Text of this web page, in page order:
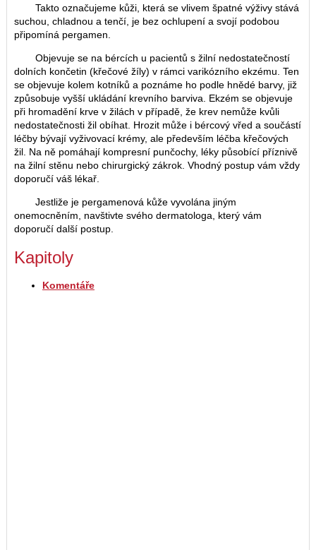
Takto označujeme kůži, která se vlivem špatné výživy stává
suchou, chladnou a tenčí, je bez ochlupení a svojí podobou
připomíná pergamen.
Objevuje se na bércích u pacientů s žilní nedostatečností
dolních končetin (křečové žíly) v rámci varikózního ekzému. Ten
se objevuje kolem kotníků a poznáme ho podle hnědé barvy, již
způsobuje vyšší ukládání krevního barviva. Ekzém se objevuje
při hromadění krve v žilách v případě, že krev nemůže kvůli
nedostatečnosti žil obíhat. Hrozit může i bércový vřed a součástí
léčby bývají vyživovací krémy, ale především léčba křečových
žil. Na ně pomáhají kompresní punčochy, léky působící příznivě
na žilní stěnu nebo chirurgický zákrok. Vhodný postup vám vždy
doporučí váš lékař.
Jestliže je pergamenová kůže vyvolána jiným
onemocněním, navštivte svého dermatologa, který vám
doporučí další postup.
Kapitoly
Komentáře